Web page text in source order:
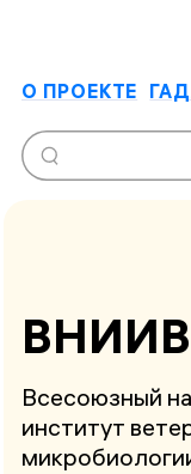
О ПРОЕКТЕ
Всесоюзный
институт